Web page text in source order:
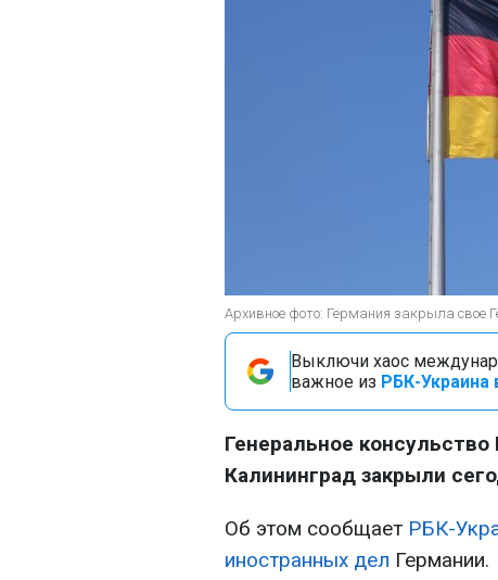
Архивное фото: Германия закрыла свое
Выключи хаос
важное из РБК-Украина
Генеральное
Калининград закрыли
Об этом сообщает РБК-
иностранных дел Германии.